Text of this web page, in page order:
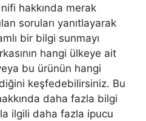
hakkında merak
soruları yanıtlayarak
bir bilgi sunmayı
hangi ülkeye ait
bu ürünün hangi
keşfedebilirsiniz. Bu
daha fazla bilgi
ilgili daha fazla ipucu